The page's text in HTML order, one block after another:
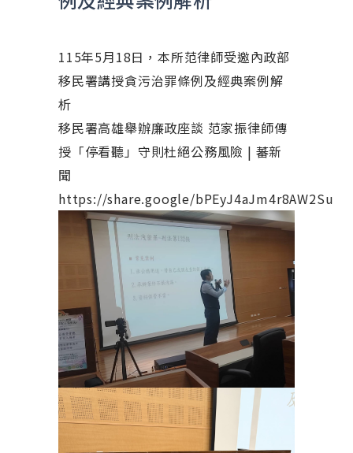
115年5月18日，本所范律師受邀內政部
移民署講授貪污治罪條例及經典案例解
析
移民署高雄舉辦廉政座談 范家振律師傳
授「停看聽」守則杜絕公務風險 | 蕃新
聞
https://share.google/bPEyJ4aJm4r8AW2Su